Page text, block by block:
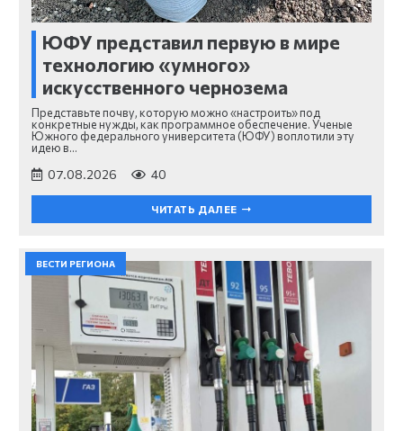
ЮФУ представил первую в мире
технологию «умного»
искусственного чернозема
Представьте почву, которую можно «настроить» под
конкретные нужды, как программное обеспечение. Ученые
Южного федерального университета (ЮФУ) воплотили эту
идею в…
07.08.2026 40
ЧИТАТЬ ДАЛЕЕ
ВЕСТИ РЕГИОНА